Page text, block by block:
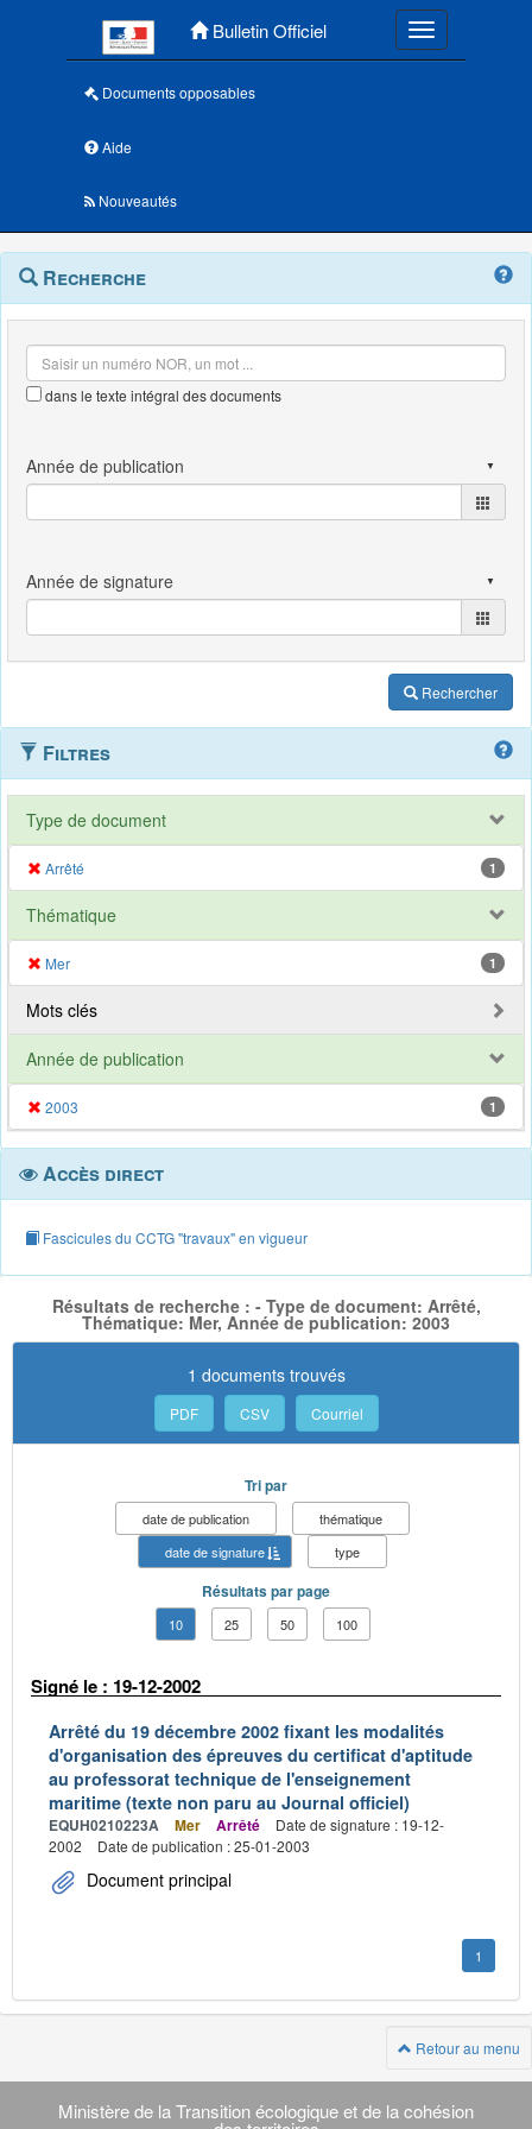
Bulletin Officiel Toggle
Documents opposables
Aide
Nouveautés
Navigation
outils
Menu
contextuel
Recherche
dans le texte intégral des documents
Rechercher
Filtres
Type de document
Arrêté 1
Thématique
Mer 1
Mots clés
Année de publication
2003 1
Accès direct
Fascicules du CCTG "travaux" en vigueur
Résultats de recherche : - Type de document: Arrêté,
Thématique: Mer, Année de publication: 2003
1 documents trouvés
PDF CSV Courriel
Tri par
date de publication
thématique
date de signature
type
Résultats par page
10 25 50 100
Signé le : 19-12-2002
Arrêté du 19 décembre 2002 fixant les modalités
d'organisation des épreuves du certificat d'aptitude
au professorat technique de l'enseignement
maritime (texte non paru au Journal officiel)
EQUH0210223A Mer Arrêté
Date de signature : 19-12-
2002
Date de publication : 25-01-2003
Document principal
1
Retour au menu
Navigation
transverse
Ministère de la Transition écologique et de la cohésion